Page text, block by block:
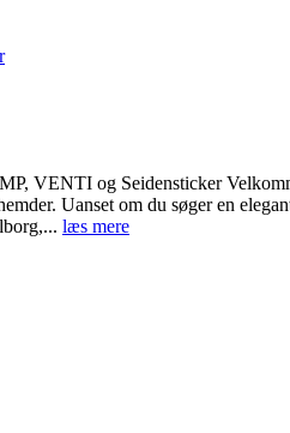
VENTI og Seidensticker
Uanset om du søger en
læs mere